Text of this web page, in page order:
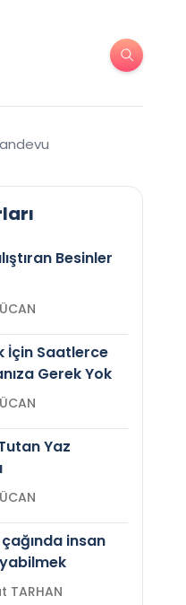
Besinler
İçin Saatlerce
Gerek Yok
Yaz
insan
Prof.Dr. Nevzat TARHAN